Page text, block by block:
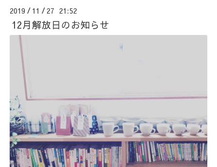
2019 / 11 / 27 21:52
12月解放日のお知らせ